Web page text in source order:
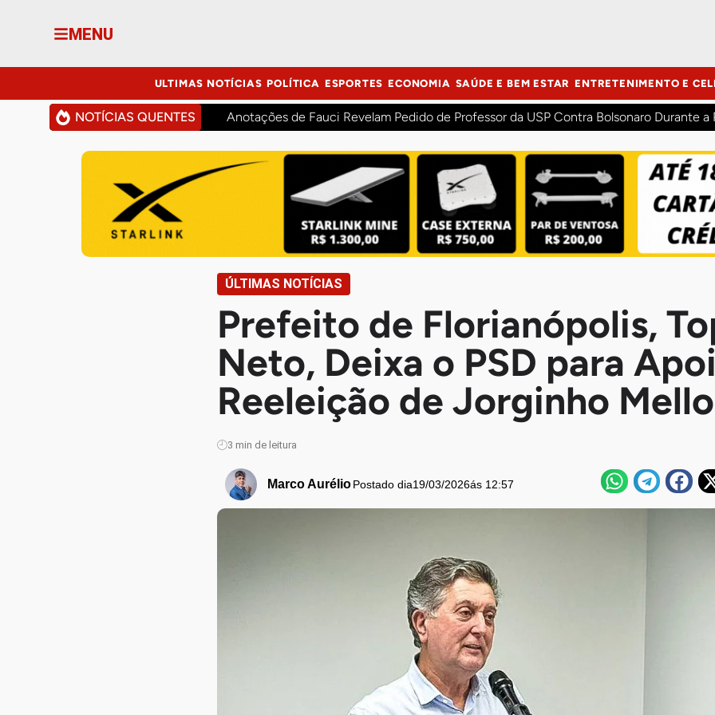
MENU
ULTIMAS NOTÍCIAS POLÍTICA ESPORTES ECONOMIA SAÚDE E BEM ESTAR ENTRETENIMENTO E
NOTÍCIAS QUENTES Anotações de Fauci Revelam Pedido de Professor da USP Contra Bolsonaro Durante a
ÚLTIMAS NOTÍCIAS
Prefeito de Florianópolis,
Neto, Deixa o PSD para
Reeleição de Jorginho Mello
3 min de leitura
Marco Aurélio Postado dia19/03/2026ás 12:57